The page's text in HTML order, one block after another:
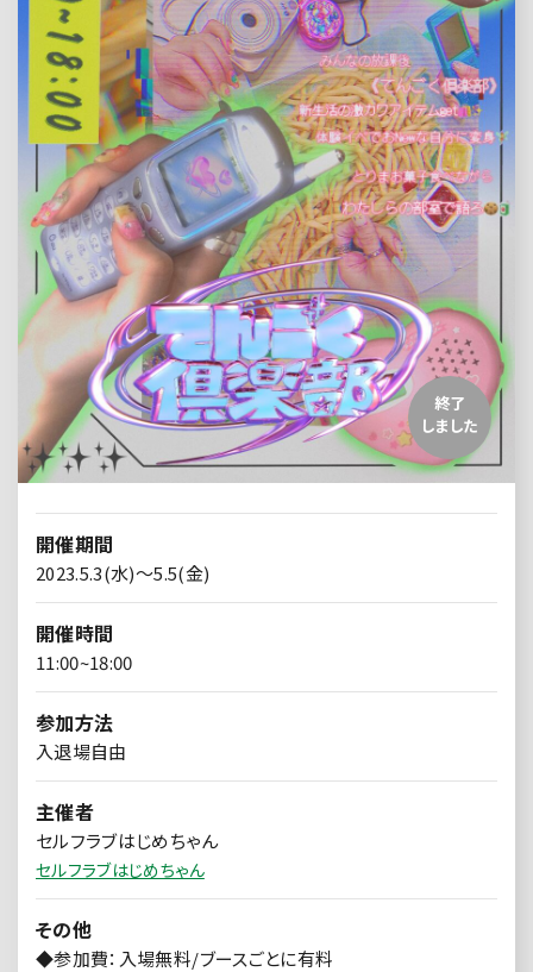
終了
しました
開催期間
2023.5.3(水)～5.5(金)
開催時間
11:00~18:00
参加方法
入退場自由
主催者
セルフラブはじめちゃん
セルフラブはじめちゃん
その他
◆参加費：入場無料/ブースごとに有料